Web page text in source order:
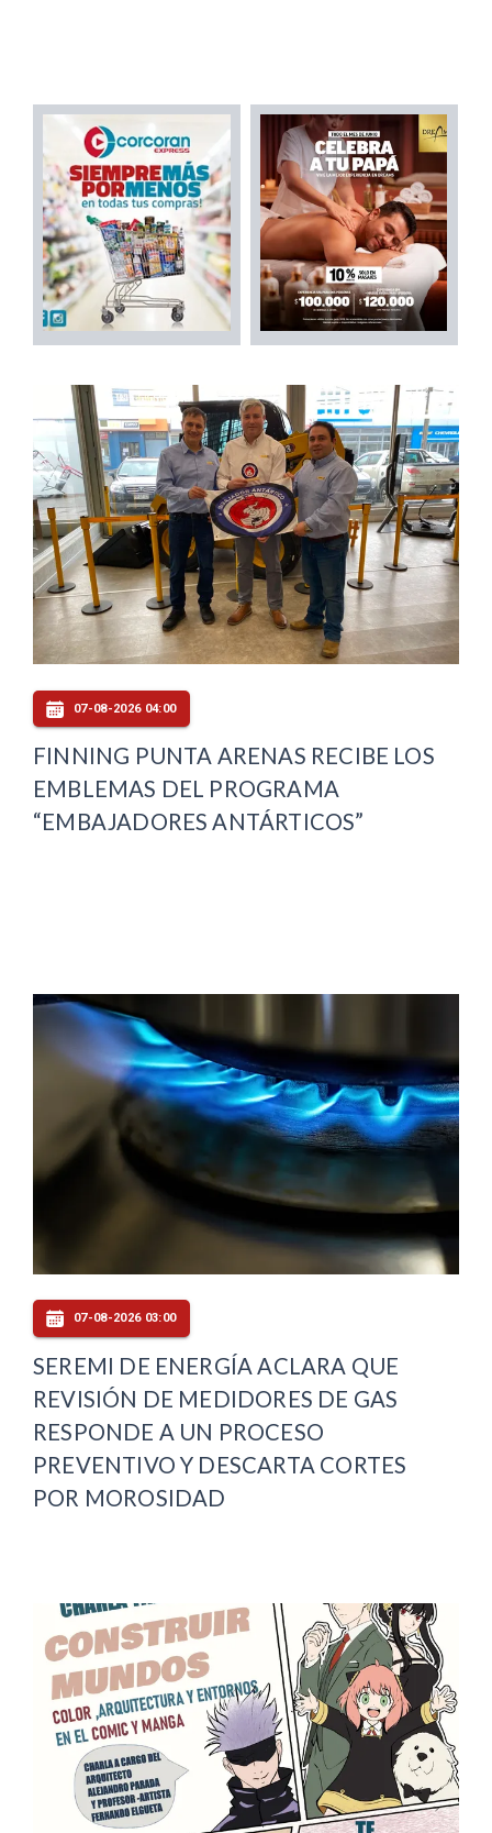
07-08-2026 04:00
FINNING PUNTA ARENAS RECIBE LOS
EMBLEMAS DEL PROGRAMA
“EMBAJADORES ANTÁRTICOS”
07-08-2026 03:00
SEREMI DE ENERGÍA ACLARA QUE
REVISIÓN DE MEDIDORES DE GAS
RESPONDE A UN PROCESO
PREVENTIVO Y DESCARTA CORTES
POR MOROSIDAD